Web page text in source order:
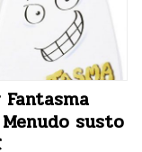
susto